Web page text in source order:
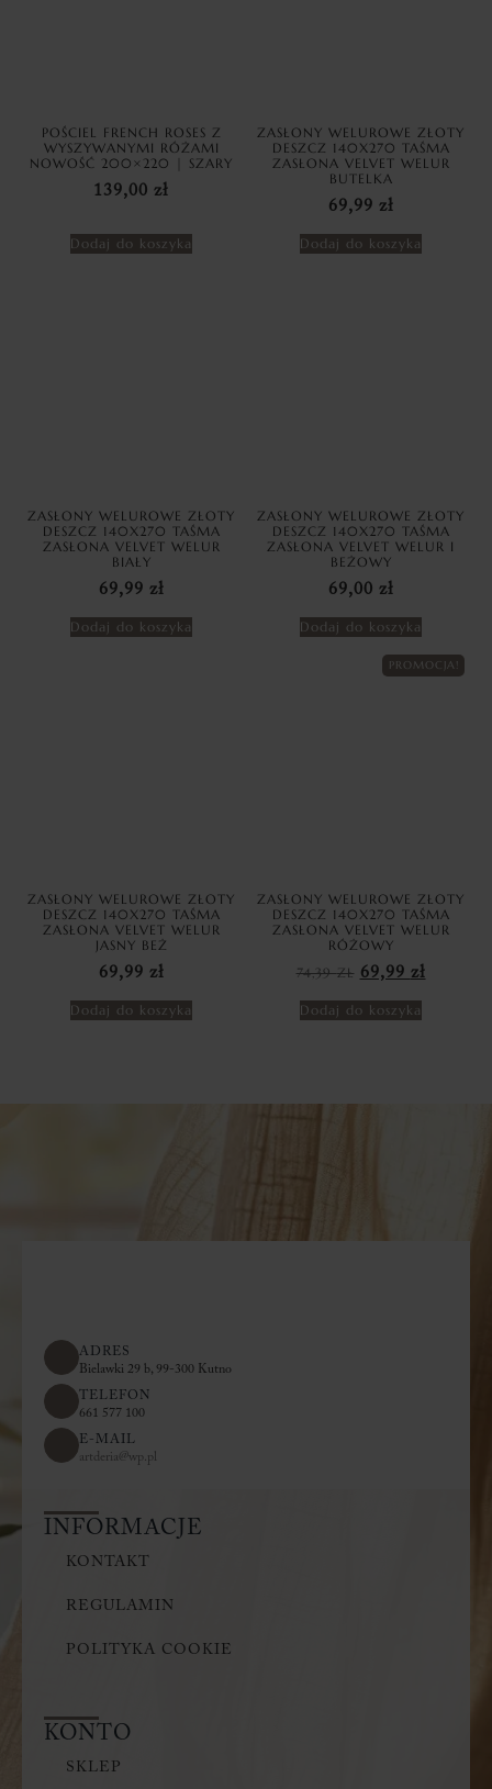
POŚCIEL FRENCH ROSES Z
WYSZYWANYMI RÓŻAMI
NOWOŚĆ 200×220 | SZARY
139,00 zł
Dodaj do koszyka
ZASŁONY WELUROWE ZŁOTY
DESZCZ 140X270 TAŚMA
ZASŁONA VELVET WELUR
BUTELKA
69,99 zł
Dodaj do koszyka
ZASŁONY WELUROWE ZŁOTY
DESZCZ 140X270 TAŚMA
ZASŁONA VELVET WELUR
BIAŁY
69,99 zł
Dodaj do koszyka
ZASŁONY WELUROWE ZŁOTY
DESZCZ 140X270 TAŚMA
ZASŁONA VELVET WELUR I
BEŻOWY
69,00 zł
Dodaj do koszyka
ZASŁONY WELUROWE ZŁOTY
DESZCZ 140X270 TAŚMA
ZASŁONA VELVET WELUR
JASNY BEŻ
69,99 zł
Dodaj do koszyka
PROMOCJA!
ZASŁONY WELUROWE ZŁOTY
DESZCZ 140X270 TAŚMA
ZASŁONA VELVET WELUR
RÓŻOWY
74,39ZŁ 69,99 zł
Dodaj do koszyka
ADRES
Bielawki 29 b, 99-300 Kutno
TELEFON
661 577 100
E-MAIL
artderia@wp.pl
INFORMACJE
KONTAKT
REGULAMIN
POLITYKA COOKIE
KONTO
SKLEP